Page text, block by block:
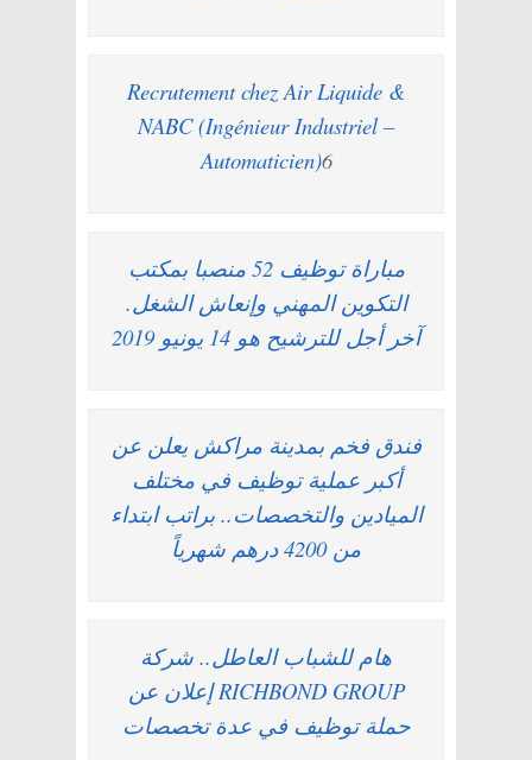
Recrutement chez Air Liquide &
NABC (Ingénieur Industriel –
Automaticien)6
مباراة توظيف 52 منصبا بمكتب
التكوين المهني وإنعاش الشغل.
آخر أجل للترشيح هو 14 يونيو 2019
فندق فخم بمدينة مراكش يعلن عن
أكبر عملية توظيف في مختلف
الميادين والتخصصات.. براتب ابتداء
من 4200 درهم شهرياً
هام للشباب العاطل.. شركة
RICHBOND GROUP إعلان عن
حملة توظيف في عدة تخصصات